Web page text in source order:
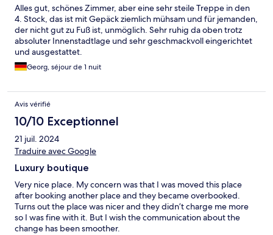
Alles gut, schönes Zimmer, aber eine sehr steile Treppe in den
4. Stock, das ist mit Gepäck ziemlich mühsam und für jemanden,
der nicht gut zu Fuß ist, unmöglich. Sehr ruhig da oben trotz
absoluter Innenstadtlage und sehr geschmackvoll eingerichtet
und ausgestattet.
Georg, séjour de 1 nuit
Avis vérifié
10/10 Exceptionnel
21 juil. 2024
Traduire avec Google
Luxury boutique
Very nice place. My concern was that I was moved this place
after booking another place and they became overbooked.
Turns out the place was nicer and they didn’t charge me more
so I was fine with it. But I wish the communication about the
change has been smoother.